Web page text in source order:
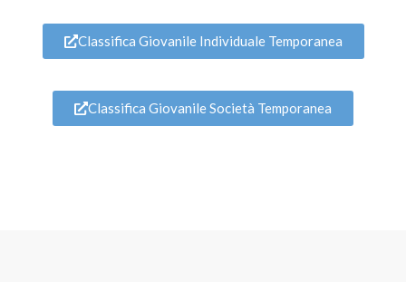
Classifica Giovanile Individuale Temporanea
Classifica Giovanile Società Temporanea